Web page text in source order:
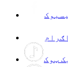
ټوک